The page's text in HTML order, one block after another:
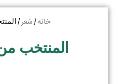
خانه/ شعر/
المنتخب